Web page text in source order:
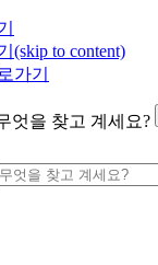
(skip to content)
가기
엇을 찾고 계세요?